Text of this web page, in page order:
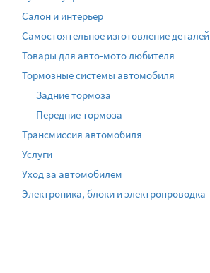
Салон и интерьер
Самостоятельное изготовление деталей
Товары для авто-мото любителя
Тормозные системы автомобиля
Задние тормоза
Передние тормоза
Трансмиссия автомобиля
Услуги
Уход за автомобилем
Электроника, блоки и электропроводка